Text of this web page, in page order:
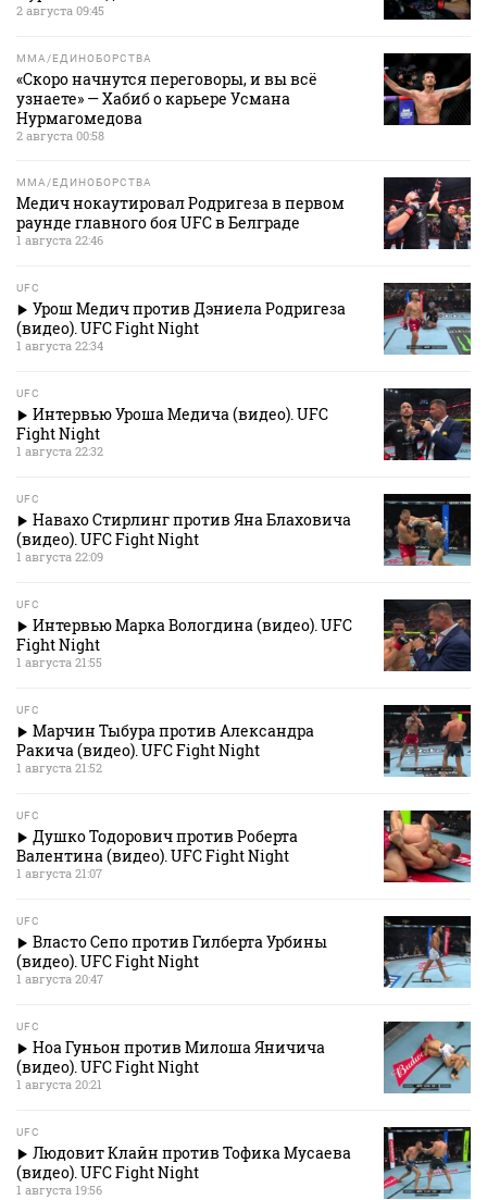
2 августа 09:45
MMA/ЕДИНОБОРСТВА
«Скоро начнутся переговоры, и вы всё
узнаете» — Хабиб о карьере Усмана
Нурмагомедова
2 августа 00:58
MMA/ЕДИНОБОРСТВА
Медич нокаутировал Родригеза в первом
раунде главного боя UFC в Белграде
1 августа 22:46
UFC
Урош Медич против Дэниела Родригеза
(видео). UFC Fight Night
1 августа 22:34
UFC
Интервью Уроша Медича (видео). UFC
Fight Night
1 августа 22:32
UFC
Навахо Стирлинг против Яна Блаховича
(видео). UFC Fight Night
1 августа 22:09
UFC
Интервью Марка Вологдина (видео). UFC
Fight Night
1 августа 21:55
UFC
Марчин Тыбура против Александра
Ракича (видео). UFC Fight Night
1 августа 21:52
UFC
Душко Тодорович против Роберта
Валентина (видео). UFC Fight Night
1 августа 21:07
UFC
Власто Сепо против Гилберта Урбины
(видео). UFC Fight Night
1 августа 20:47
UFC
Ноа Гуньон против Милоша Яничича
(видео). UFC Fight Night
1 августа 20:21
UFC
Людовит Клайн против Тофика Мусаева
(видео). UFC Fight Night
1 августа 19:56